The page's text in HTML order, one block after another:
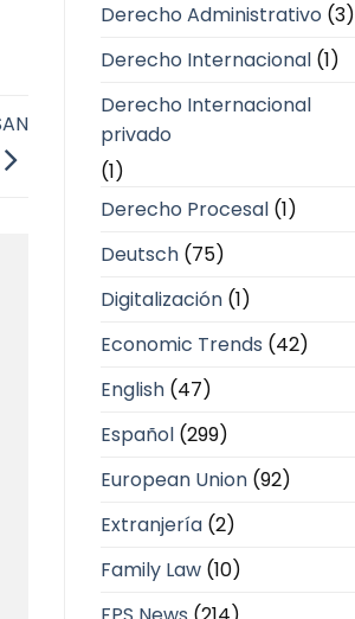
Derecho Administrativo (3)
Derecho Internacional(1)
Derecho Internacional
privado
(1)
Derecho Procesal(1)
Deutsch(75)
Digitalización(1)
Economic Trends (42)
English(47)
Español(299)
European Union(92)
Extranjería(2)
Family Law(10)